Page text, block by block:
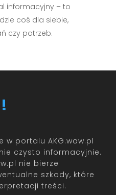
informacyjny – to
coś dla siebie,
czy potrzeb.
w portalu AKG.waw.pl
czysto informacyjnie.
nie bierze
szkody, które
treści.